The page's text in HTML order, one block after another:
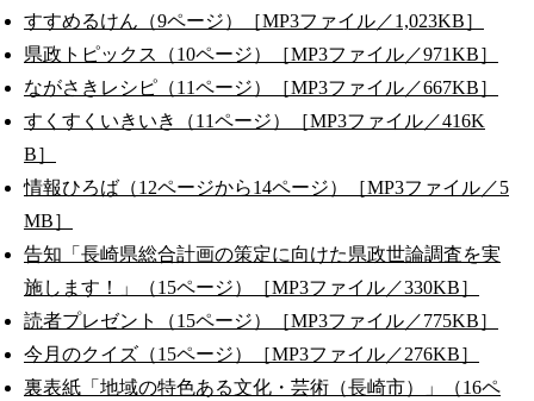
すすめるけん（9ページ）［MP3ファイル／1,023KB］
県政トピックス（10ページ）［MP3ファイル／971KB］
ながさきレシピ（11ページ）［MP3ファイル／667KB］
すくすくいきいき（11ページ）［MP3ファイル／416K
B］
情報ひろば（12ページから14ページ）［MP3ファイル／5
MB］
告知「長崎県総合計画の策定に向けた県政世論調査を実
施します！」（15ページ）［MP3ファイル／330KB］
読者プレゼント（15ページ）［MP3ファイル／775KB］
今月のクイズ（15ページ）［MP3ファイル／276KB］
裏表紙「地域の特色ある文化・芸術（長崎市）」（16ペ